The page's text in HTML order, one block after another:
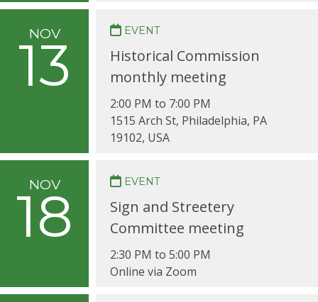
NOV
13
EVENT
Historical Commission
monthly meeting
2:00 PM to 7:00 PM
1515 Arch St, Philadelphia, PA
19102, USA
NOV
18
EVENT
Sign and Streetery
Committee meeting
2:30 PM to 5:00 PM
Online via Zoom